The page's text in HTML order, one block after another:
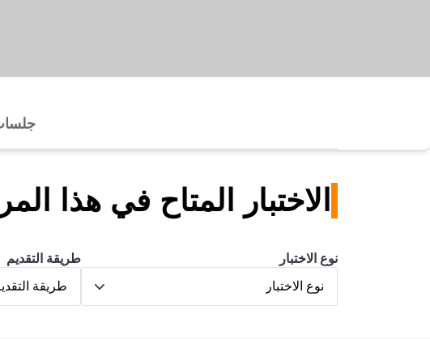
جلسات
الاختبار المتاح في هذا
نوع الاختبار
نوع الاختبار
طريقة التقديم
طريقة